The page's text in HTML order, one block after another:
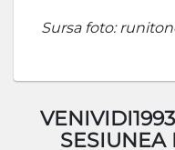
Sursa foto:
SESIUNEA